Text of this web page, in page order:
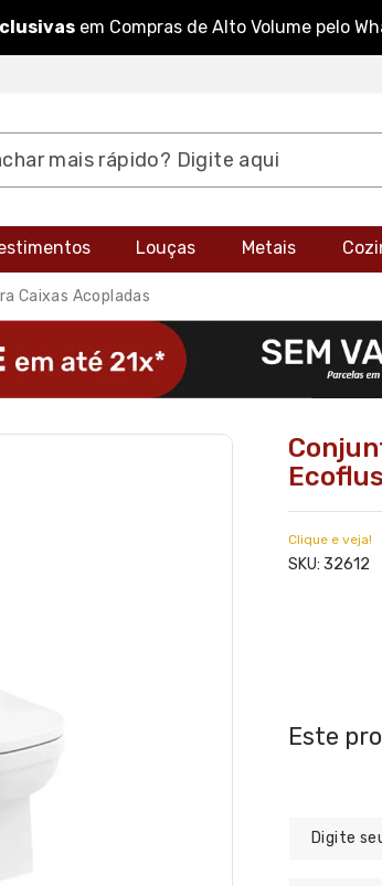
em Compras de Alto Volume pelo
Louças Metais
Caixas Acopladas
Clique e veja!
SKU: 32612